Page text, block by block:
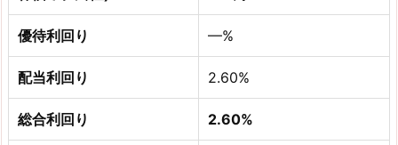
優待利回り —%
配当利回り 2.60%
総合利回り 2.60%